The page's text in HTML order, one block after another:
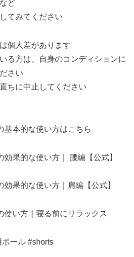
ど
てみてください
個人差があります
る方は、自身のコンディションに
さい
ちに中止してください
基本的な使い方はこちら
果的な使い方｜ 腰編【公式】
果的な使い方｜肩編【公式】
使い方｜寝る前にリラックス
ール #shorts